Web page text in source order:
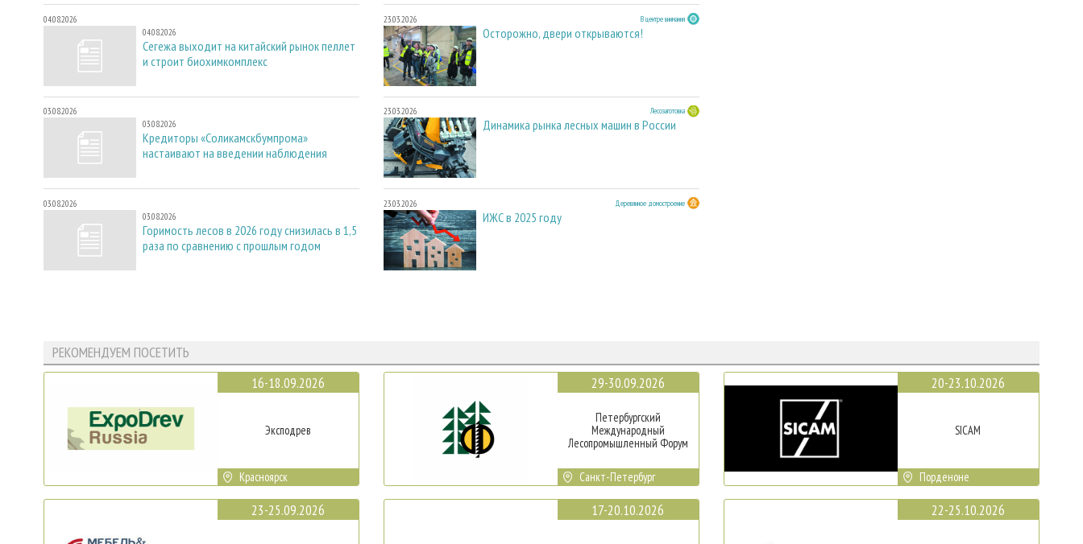
04.08.2026
04.08.2026
Сегежа выходит на китайский рынок пеллет
и строит биохимкомплекс
03.08.2026
03.08.2026
Кредиторы «Соликамскбумпрома»
настаивают на введении наблюдения
03.08.2026
03.08.2026
Горимость лесов в 2026 году снизилась в 1,5
раза по сравнению с прошлым годом
23.03.2026 В центре внимания
Осторожно, двери открываются!
23.03.2026 Лесозаготовка
Динамика рынка лесных машин в России
23.03.2026 Деревянное домостроение
ИЖС в 2025 году
РЕКОМЕНДУЕМ ПОСЕТИТЬ
16-18.09.2026
Эксподрев
Красноярск
23-25.09.2026
29-30.09.2026
Петербургский
Международный
Лесопромышленный Форум
Санкт-Петербург
17-20.10.2026
20-23.10.2026
SICAM
Порденоне
22-25.10.2026